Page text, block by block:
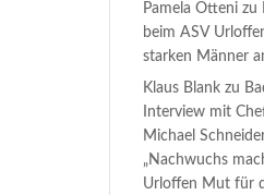
Pamela Otteni zu
beim ASV
starken Männer
Klaus Blank zu
Interview mit
Michael
„Nachwuchs
Urloffen Mut für